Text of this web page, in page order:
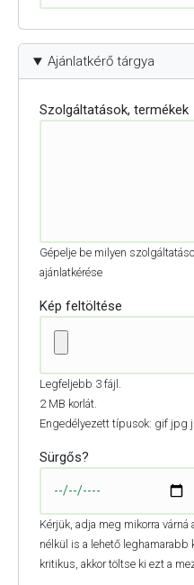
Ajánlatkérő tárgya
Szolgáltatások, termékek
Gépelje be milyen
ajánlatkérése
Kép feltöltése
Legfeljebb 3 fájl.
2 MB korlát.
Engedélyezett típusok: gif jpg
Sürgős?
Kérjük, adja meg mikorra
nélkül is a lehető leghamarabb
kritikus, akkor töltse ki ezt a